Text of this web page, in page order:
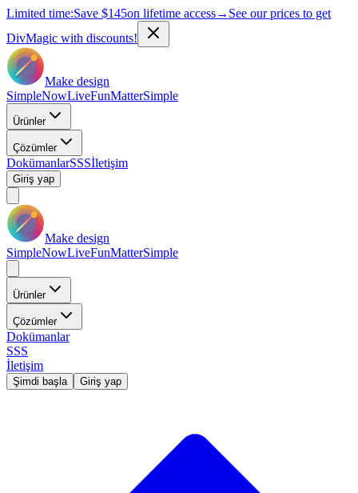
Limited time:Save $145on lifetime access→ See our prices to get
DivMagic with discounts!
Make design
SimpleNowLiveFunMatterSimple
Ürünler
Çözümler
DokümanlarSSSİletişim
Giriş yap
Make design
SimpleNowLiveFunMatterSimple
Ürünler
Çözümler
Dokümanlar
SSS
İletişim
Şimdi başla Giriş yap